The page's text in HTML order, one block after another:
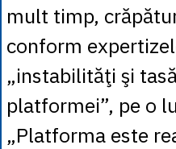
mult timp,
conform
„instabilităţi şi
platformei”, pe o
„Platforma este